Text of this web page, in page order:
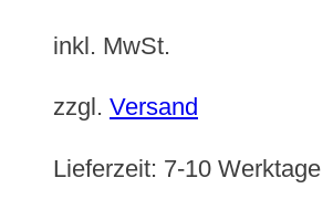
inkl. MwSt.
zzgl. Versand
Lieferzeit: 7-10 Werktage